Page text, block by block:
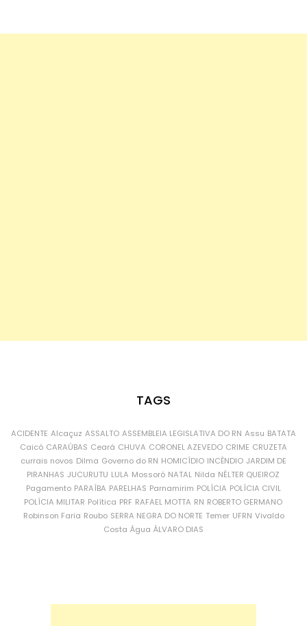
TAGS
ACIDENTE Alcaçuz ASSALTO ASSEMBLEIA LEGISLATIVA DO RN Assu BATATA
Caicó CARAÚBAS Ceará CHUVA CORONEL AZEVEDO CRIME CRUZETA
currais novos Dilma Governo do RN HOMICÍDIO INCÊNDIO JARDIM DE
PIRANHAS JUCURUTU LULA Mossoró NATAL Nilda NÉLTER QUEIROZ
Pagamento PARAÍBA PARELHAS Parnamirim POLÍCIA POLÍCIA CIVIL
POLÍCIA MILITAR Política PRF RAFAEL MOTTA RN ROBERTO GERMANO
Robinson Faria Roubo SERRA NEGRA DO NORTE Temer UFRN Vivaldo
Costa Água ÁLVARO DIAS